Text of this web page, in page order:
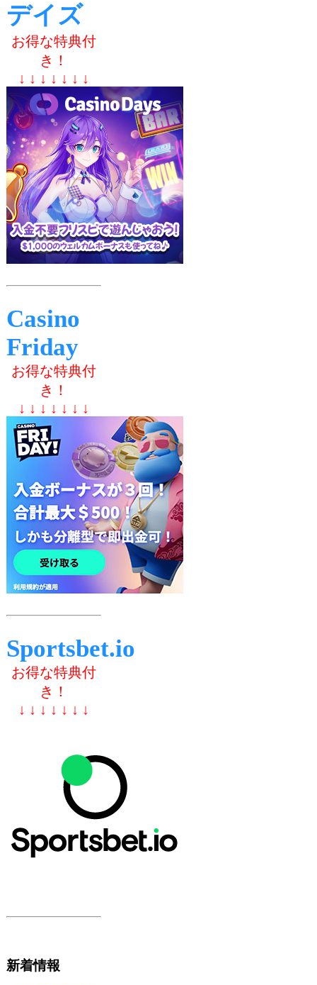
デイズ
お得な特典付
き！
↓ ↓ ↓ ↓ ↓ ↓ ↓
Casino
Friday
お得な特典付
き！
↓ ↓ ↓ ↓ ↓ ↓ ↓
Sportsbet.io
お得な特典付
き！
↓ ↓ ↓ ↓ ↓ ↓ ↓
新着情報